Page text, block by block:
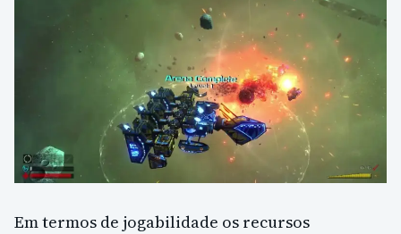
Em termos de jogabilidade os recursos